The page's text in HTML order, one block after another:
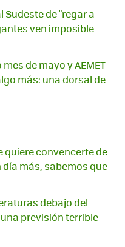
de "regar a
ven imposible
de mayo y AEMET
más: una dorsal de
quiere convencerte de
día más, sabemos que
debajo del
previsión terrible